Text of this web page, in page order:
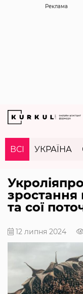
Реклама
ВСІ УКРАЇНА
та сої
12 липня 2024